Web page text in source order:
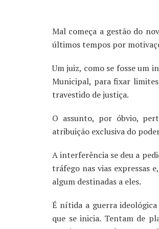
Mal começa a gestão do
últimos tempos por
Um juiz, como se fosse um
Municipal, para fixar
travestido de justiça.
O assunto, por óbvio,
atribuição exclusiva do
A interferência se deu a
tráfego nas vias expressas
algum destinadas a eles.
É nítida a guerra
que se inicia. Tentam de